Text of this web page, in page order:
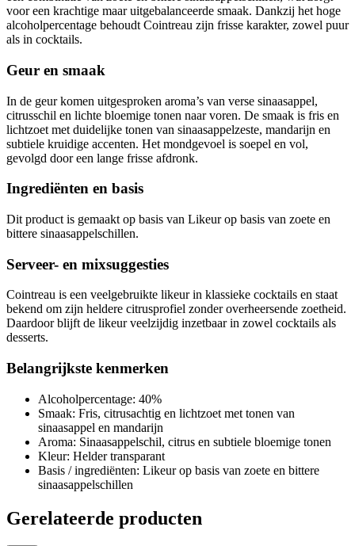
voor een krachtige maar uitgebalanceerde smaak. Dankzij het hoge
alcoholpercentage behoudt Cointreau zijn frisse karakter, zowel puur
als in cocktails.
Geur en smaak
In de geur komen uitgesproken aroma’s van verse sinaasappel,
citrusschil en lichte bloemige tonen naar voren. De smaak is fris en
lichtzoet met duidelijke tonen van sinaasappelzeste, mandarijn en
subtiele kruidige accenten. Het mondgevoel is soepel en vol,
gevolgd door een lange frisse afdronk.
Ingrediënten en basis
Dit product is gemaakt op basis van Likeur op basis van zoete en
bittere sinaasappelschillen.
Serveer- en mixsuggesties
Cointreau is een veelgebruikte likeur in klassieke cocktails en staat
bekend om zijn heldere citrusprofiel zonder overheersende zoetheid.
Daardoor blijft de likeur veelzijdig inzetbaar in zowel cocktails als
desserts.
Belangrijkste kenmerken
Alcoholpercentage: 40%
Smaak: Fris, citrusachtig en lichtzoet met tonen van
sinaasappel en mandarijn
Aroma: Sinaasappelschil, citrus en subtiele bloemige tonen
Kleur: Helder transparant
Basis / ingrediënten: Likeur op basis van zoete en bittere
sinaasappelschillen
Gerelateerde producten